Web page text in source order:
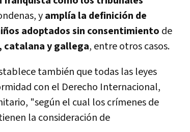
yamplía la definición de
adoptados sin consentimiento de
catalana y gallega, entre otros casos.
también que todas las leyes
con el Derecho Internacional,
"según el cual los crímenes de
la consideración de